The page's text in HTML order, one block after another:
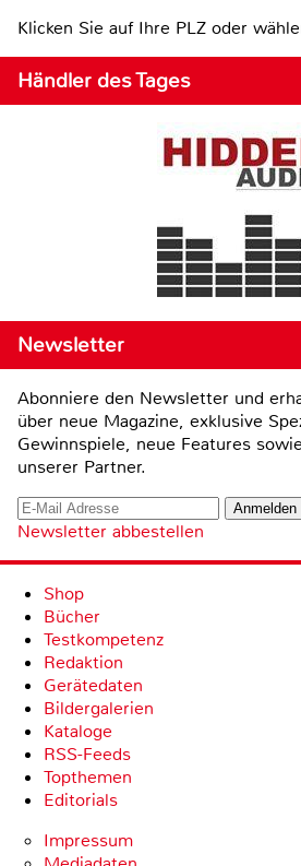
Klicken Sie auf Ihre PLZ oder
Händler des Tages
Newsletter
Abonniere den Newsletter und
über neue Magazine, exklusive
Gewinnspiele, neue Features
unserer Partner.
Newsletter abbestellen
Shop
Bücher
Testkompetenz
Redaktion
Gerätedaten
Bildergalerien
Kataloge
RSS-Feeds
Topthemen
Editorials
Impressum